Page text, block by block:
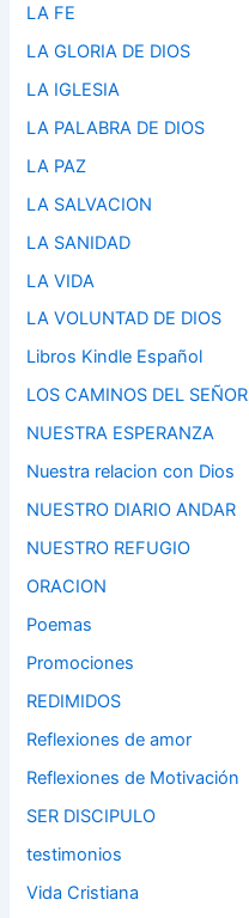
LA FE
LA GLORIA DE DIOS
LA IGLESIA
LA PALABRA DE DIOS
LA PAZ
LA SALVACION
LA SANIDAD
LA VIDA
LA VOLUNTAD DE DIOS
Libros Kindle Español
LOS CAMINOS DEL SEÑOR
NUESTRA ESPERANZA
Nuestra relacion con Dios
NUESTRO DIARIO ANDAR
NUESTRO REFUGIO
ORACION
Poemas
Promociones
REDIMIDOS
Reflexiones de amor
Reflexiones de Motivación
SER DISCIPULO
testimonios
Vida Cristiana